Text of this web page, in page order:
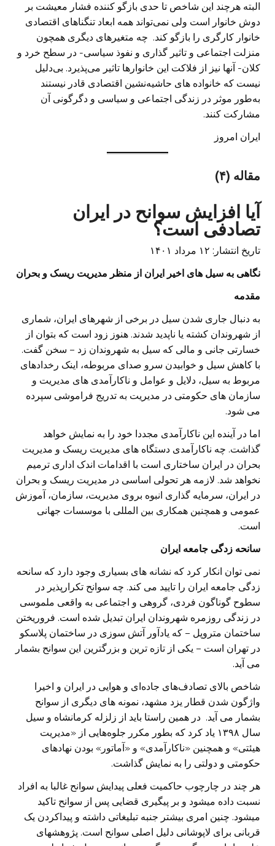
البته هرچند این شاخص تا حدی بازگو کننده فشار معیشت بر
دوش خانوار است ولی نمی‌تواند همه ابعاد تنگناهای اقتصادی
خانوار کارگری را بازگو کند. چه متغیرهای دیگری همچون
منزلت اجتماعی و تاثیر گذاری و نفوذ سیاسی- در سطح خرد و
کلان- آنها نیز از فلاکت این خانوارها تاثیر می‌پذیرد. بی‌دلیل
نیست که خانواده های حاشیه‌نشین اقتصادی قادر نیستند
به‌طور موثر در زندگی اجتماعی و سیاسی و دگرگونی آن
مشارکت کنند.
ایران امروز
مقاله (۴)
آیا افزایش سوانح در ایران
تصادفی است؟
تاریخ انتشار: ۱۲ مرداد ۱۴۰۱
نگاهی به سیل های اخیر ایران از منظر مدیریت ریسک و بحران
مقدمه
به دنبال جاری شدن سیل در برخی از شهرهای ایران، شماری
از شهروندان کشته یا ناپدید شدند. هنوز زود است که بتوان از
خسارتی جانی و مالی که سیل به شهروندان زد – سخن گفت.
با کاهش سیل و خوابیدن سرو صدای مربوطه، اینک رخدادهای
مربوط به سیل، دلایل و عوامل و ناکارآمدی های مدیریت و
سازمان های حکومتی در مدیریت به تدریج فراموشی سپرده
می شود.
اما در آینده این ناکارآمدی مجددا خود را به نمایش خواهد
گذاشت. چه ناکارآمدی دستگاه های مدیریت ریسک و مدیریت
بحران در ایران ساختاری است با اقدامات اندک اداری ترمیم
نخواهد شد. لازمه هر تحولی اساسی در مدیریت ریسک و بحران
در ایران، سرمایه گذاری انبوه بروی مدیریت، سازمان، آموزش
عمومی و همچنین همکاری بین المللی با موسسات جهانی
است.
سانحه زدگی جامعه ایران
نمی توان انکار کرد که نشانه های بسیاری وجود دارد که سانحه
زدگی جامعه ایران را تایید می کند. چه سوانح تکرارپذیر در
سطوح گوناگون فردی، گروهی و اجتماعی به واقعی ملموسی
در زندگی روزمره شهروندان ایران تبدیل شده است. فروریختن
ساختمان متروپل – که یادآور آتش سوزی در ساختمان پلاسکو
در تهران است – یکی از تازه ترین و بزرگترین این سوانح بشمار
می آید.
شاخص بالای تصادف‌های جاده‌ای و هوایی در ایران و اخیرا
واژگون شدن قطار یزد مشهد، نمونه های دیگری از سوانح
بشمار می آید. در همین راستا باید از زلزله کرمانشاه و سیل
سال ۱۳۹۸ یاد کرد که بطور مکرر جلوه‌هایی از «مدیریت
هیئتی» و همچنین «ناکارآمدی» و «آماتور» بودن نهادهای
حکومتی و دولتی را به نمایش گذاشت.
هر چند در چارچوب حاکمیت فعلی پیدایش سوانح غالبا به افراد
نسبت داده میشود و بر پیگیری قضایی پس از سوانح تاکید
میشود. چنین امری بیشتر جنبه تبلیغاتی داشته و پیداکردن یک
قربانی برای لاپوشانی دلیل اصلی سوانح است. پژوهشهای